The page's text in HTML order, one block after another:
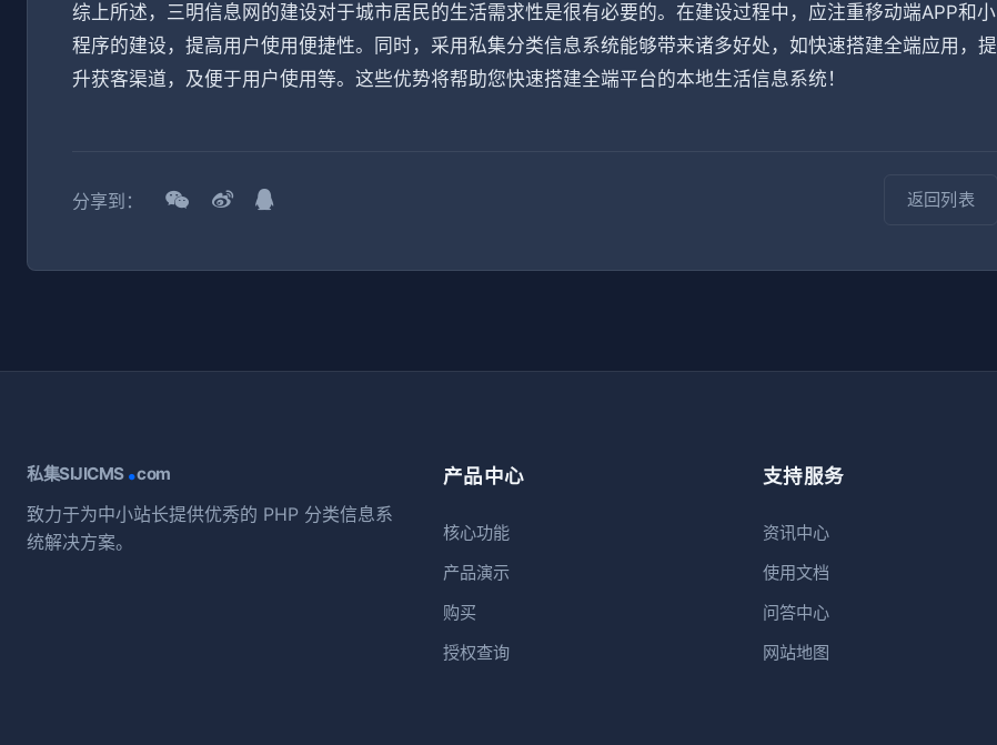
综上所述，三明信息网的建设对于城市居民的生活需求性是很有必要的。在建设过程中，应注重移动端APP和小
程序的建设，提高用户使用便捷性。同时，采用私集分类信息系统能够带来诸多好处，如快速搭建全端应用，提
升获客渠道，及便于用户使用等。这些优势将帮助您快速搭建全端平台的本地生活信息系统！
分享到： 返回列表
私集SIJICMS .com
致力于为中小站长提供优秀的 PHP 分类信息系
统解决方案。
产品中心
核心功能
产品演示
购买
授权查询
支持服务
资讯中心
使用文档
问答中心
网站地图